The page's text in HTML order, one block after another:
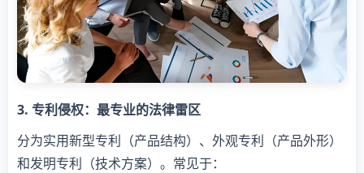
​3. 专利侵权：最专业的法律雷区​
分为实用新型专利（产品结构）、外观专利（产品外形）
和发明专利（技术方案）。常见于：